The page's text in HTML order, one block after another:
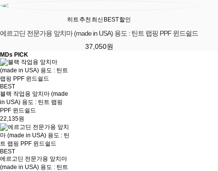
히트 추천 최신 BEST할인
에르고딘 전문가용 앞치마 (made in USA) 용도 : 틴트 랩핑 PPF 윈드쉴드
37,050원
MDs PICK
BEST
블랙 작업용 앞치마 (made
in USA) 용도 : 틴트 랩핑
PPF 윈드쉴드
22,135원
BEST
에르고딘 전문가용 앞치마
(made in USA) 용도 : 틴트